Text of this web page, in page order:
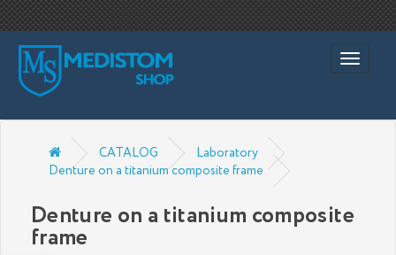
1
Toggle
CATALOG
Laboratory
Denture on a titanium composite frame
Denture on a titanium composite
frame